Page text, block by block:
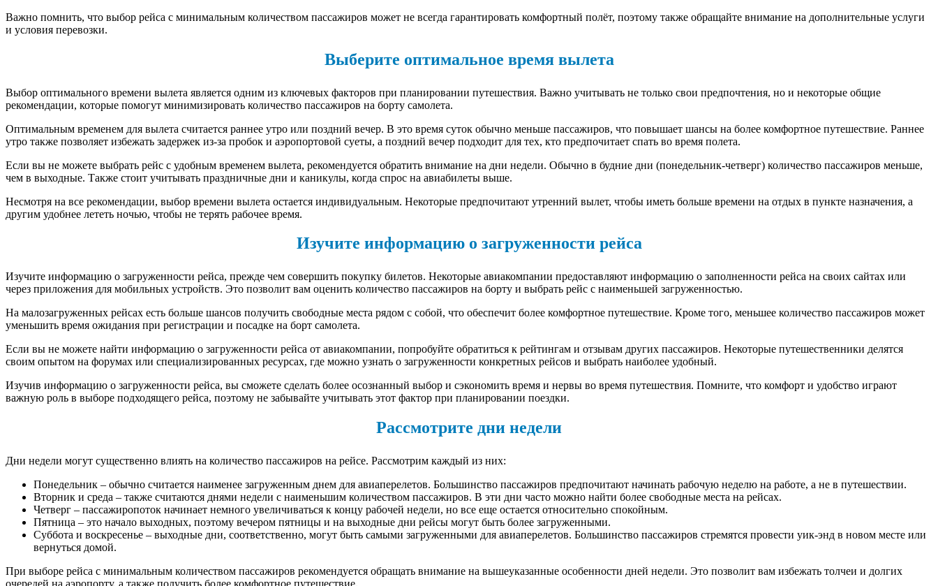
Важно помнить, что выбор рейса с минимальным количеством пассажиров может не всегда гарантировать комфортный полёт, поэтому также обращайте внимание на дополнительные услуги
и условия перевозки.
Выберите оптимальное время вылета
Выбор оптимального времени вылета является одним из ключевых факторов при планировании путешествия. Важно учитывать не только свои предпочтения, но и некоторые общие
рекомендации, которые помогут минимизировать количество пассажиров на борту самолета.
Оптимальным временем для вылета считается раннее утро или поздний вечер. В это время суток обычно меньше пассажиров, что повышает шансы на более комфортное путешествие. Раннее
утро также позволяет избежать задержек из-за пробок и аэропортовой суеты, а поздний вечер подходит для тех, кто предпочитает спать во время полета.
Если вы не можете выбрать рейс с удобным временем вылета, рекомендуется обратить внимание на дни недели. Обычно в будние дни (понедельник-четверг) количество пассажиров меньше,
чем в выходные. Также стоит учитывать праздничные дни и каникулы, когда спрос на авиабилеты выше.
Несмотря на все рекомендации, выбор времени вылета остается индивидуальным. Некоторые предпочитают утренний вылет, чтобы иметь больше времени на отдых в пункте назначения, а
другим удобнее лететь ночью, чтобы не терять рабочее время.
Изучите информацию о загруженности рейса
Изучите информацию о загруженности рейса, прежде чем совершить покупку билетов. Некоторые авиакомпании предоставляют информацию о заполненности рейса на своих сайтах или
через приложения для мобильных устройств. Это позволит вам оценить количество пассажиров на борту и выбрать рейс с наименьшей загруженностью.
На малозагруженных рейсах есть больше шансов получить свободные места рядом с собой, что обеспечит более комфортное путешествие. Кроме того, меньшее количество пассажиров может
уменьшить время ожидания при регистрации и посадке на борт самолета.
Если вы не можете найти информацию о загруженности рейса от авиакомпании, попробуйте обратиться к рейтингам и отзывам других пассажиров. Некоторые путешественники делятся
своим опытом на форумах или специализированных ресурсах, где можно узнать о загруженности конкретных рейсов и выбрать наиболее удобный.
Изучив информацию о загруженности рейса, вы сможете сделать более осознанный выбор и сэкономить время и нервы во время путешествия. Помните, что комфорт и удобство играют
важную роль в выборе подходящего рейса, поэтому не забывайте учитывать этот фактор при планировании поездки.
Рассмотрите дни недели
Дни недели могут существенно влиять на количество пассажиров на рейсе. Рассмотрим каждый из них:
Понедельник – обычно считается наименее загруженным днем для авиаперелетов. Большинство пассажиров предпочитают начинать рабочую неделю на работе, а не в путешествии.
Вторник и среда – также считаются днями недели с наименьшим количеством пассажиров. В эти дни часто можно найти более свободные места на рейсах.
Четверг – пассажиропоток начинает немного увеличиваться к концу рабочей недели, но все еще остается относительно спокойным.
Пятница – это начало выходных, поэтому вечером пятницы и на выходные дни рейсы могут быть более загруженными.
Суббота и воскресенье – выходные дни, соответственно, могут быть самыми загруженными для авиаперелетов. Большинство пассажиров стремятся провести уик-энд в новом месте или
вернуться домой.
При выборе рейса с минимальным количеством пассажиров рекомендуется обращать внимание на вышеуказанные особенности дней недели. Это позволит вам избежать толчеи и долгих